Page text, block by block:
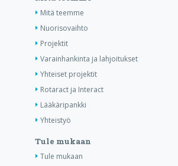
Mitä teemme
Nuorisovaihto
Projektit
Varainhankinta ja lahjoitukset
Yhteiset projektit
Rotaract ja Interact
Lääkäripankki
Yhteistyö
Tule mukaan
Tule mukaan